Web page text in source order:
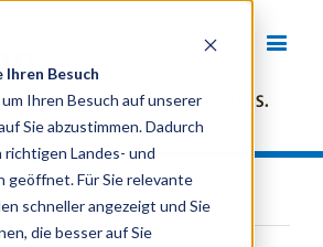
Besuch
Ihren Besuch auf unserer
Sie abzustimmen. Dadurch
richtigen Landes- und
geöffnet. Für Sie relevante
schneller angezeigt und Sie
die besser auf Sie